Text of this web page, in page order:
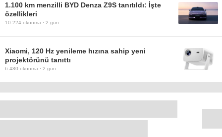
1.100 km menzilli BYD Denza Z9S tanıtıldı: İşte
özellikleri
10.224 okunma · 2 gün
Xiaomi, 120 Hz yenileme hızına sahip yeni
projektörünü tanıttı
6.480 okunma · 2 gün